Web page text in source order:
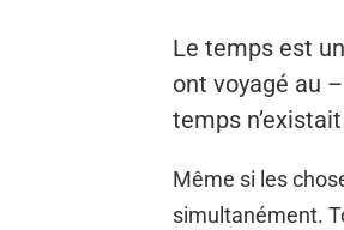
Le temps est
ont voyagé au
temps
Même si les
simultanément.